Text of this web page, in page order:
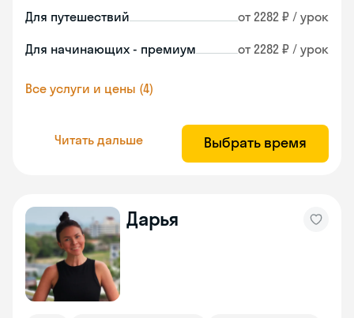
Для путешествий от 2282 ₽ / урок
Для начинающих - премиум от 2282 ₽ / урок
Все услуги и цены (4)
Читать дальше Выбрать время
Дарья